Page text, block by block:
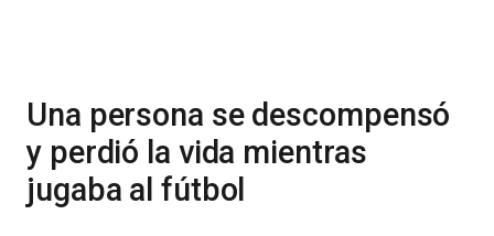
Una persona se descompensó
y perdió la vida mientras
jugaba al fútbol